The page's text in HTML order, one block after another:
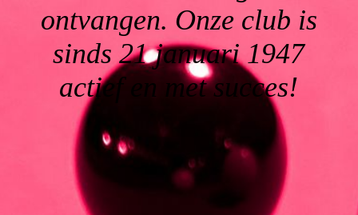
ontvangen. Onze club is
sinds 21 januari 1947
actief en met succes!